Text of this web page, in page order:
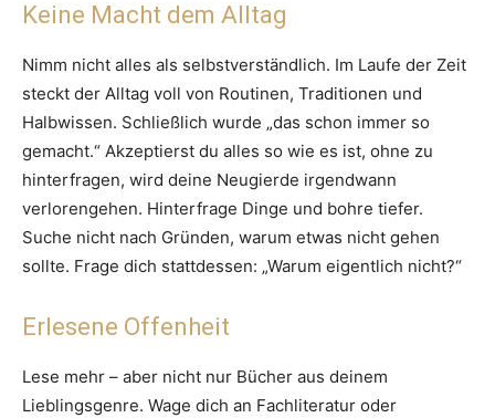
Keine Macht dem Alltag
Nimm nicht alles als selbstverständlich. Im Laufe der Zeit
steckt der Alltag voll von Routinen, Traditionen und
Halbwissen. Schließlich wurde „das schon immer so
gemacht.“ Akzeptierst du alles so wie es ist, ohne zu
hinterfragen, wird deine Neugierde irgendwann
verlorengehen. Hinterfrage Dinge und bohre tiefer.
Suche nicht nach Gründen, warum etwas nicht gehen
sollte. Frage dich stattdessen: „Warum eigentlich nicht?“
Erlesene Offenheit
Lese mehr – aber nicht nur Bücher aus deinem
Lieblingsgenre. Wage dich an Fachliteratur oder